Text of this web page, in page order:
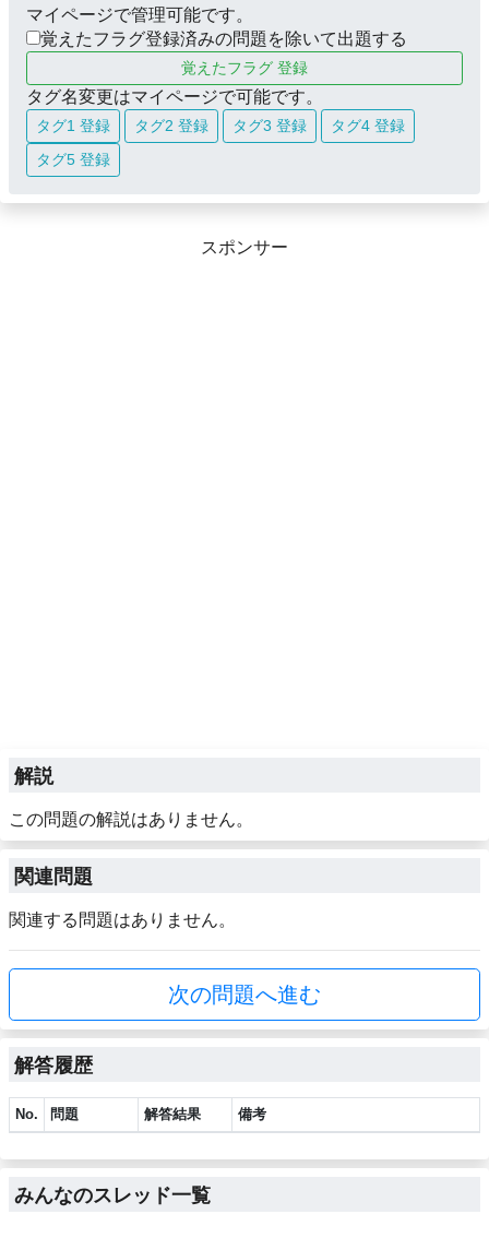
マイページで管理可能です。
覚えたフラグ登録済みの問題を除いて出題する
覚えたフラグ 登録
タグ名変更はマイページで可能です。
タグ1 登録 タグ2 登録 タグ3 登録
タグ4 登録
タグ5 登録
スポンサー
解説
この問題の解説はありません。
関連問題
関連する問題はありません。
次の問題へ進む
解答履歴
No. 問題 解答結果 備考
みんなのスレッド一覧